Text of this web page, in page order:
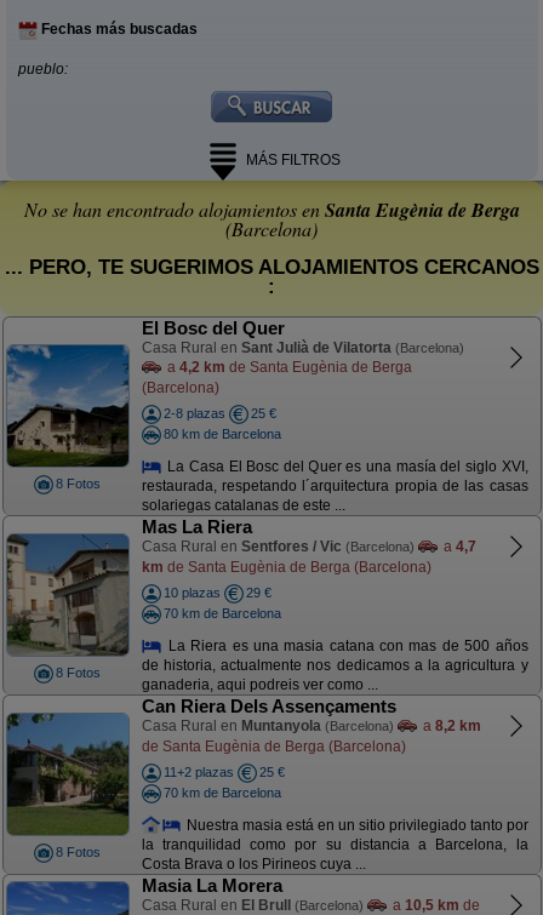
Fechas más buscadas
pueblo:
MÁS FILTROS
No se han encontrado alojamientos enSanta Eugènia de Berga
(Barcelona)
... PERO, TE SUGERIMOS ALOJAMIENTOS CERCANOS
:
8 Fotos
El Bosc del Quer
Casa Rural en Sant Julià de Vilatorta (Barcelona)
a 4,2 km de Santa Eugènia de Berga
(Barcelona)
2-8 plazas
25 €
80 km de Barcelona
La Casa El Bosc del Quer es una masía del siglo XVI,
restaurada, respetando l´arquitectura propia de las casas
solariegas catalanas de este ...
8 Fotos
Mas La Riera
Casa Rural en Sentfores / Vic (Barcelona) a 4,7
km de Santa Eugènia de Berga (Barcelona)
10 plazas
29 €
70 km de Barcelona
La Riera es una masia catana con mas de 500 años
de historia, actualmente nos dedicamos a la agricultura y
ganaderia, aqui podreis ver como ...
8 Fotos
Can Riera Dels Assençaments
Casa Rural en Muntanyola (Barcelona) a 8,2 km
de Santa Eugènia de Berga (Barcelona)
11+2 plazas
25 €
70 km de Barcelona
Nuestra masia está en un sitio privilegiado tanto por
la tranquilidad como por su distancia a Barcelona, la
Costa Brava o los Pirineos cuya ...
Masia La Morera
Casa Rural en El Brull (Barcelona) a 10,5 km de